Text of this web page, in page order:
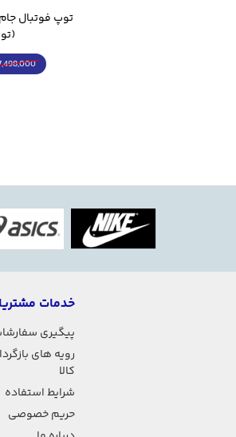
7,498,000
خدمات
پیگیری
رویه های
کالا
شرایط استفاده
حریم خصوصی